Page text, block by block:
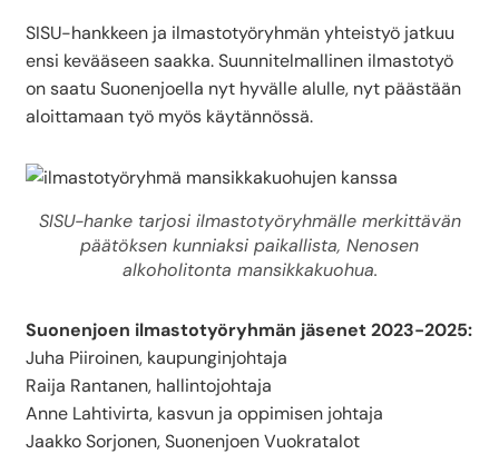
SISU-hankkeen ja ilmastotyöryhmän yhteistyö jatkuu
ensi kevääseen saakka. Suunnitelmallinen ilmastotyö
on saatu Suonenjoella nyt hyvälle alulle, nyt päästään
aloittamaan työ myös käytännössä.
SISU-hanke tarjosi ilmastotyöryhmälle merkittävän
päätöksen kunniaksi paikallista, Nenosen
alkoholitonta mansikkakuohua.
Suonenjoen ilmastotyöryhmän jäsenet 2023-2025:
Juha Piiroinen, kaupunginjohtaja
Raija Rantanen, hallintojohtaja
Anne Lahtivirta, kasvun ja oppimisen johtaja
Jaakko Sorjonen, Suonenjoen Vuokratalot